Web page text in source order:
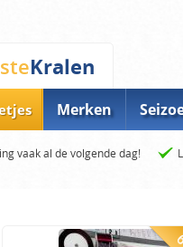
Kralen
Merken
vaak al de volgende dag!